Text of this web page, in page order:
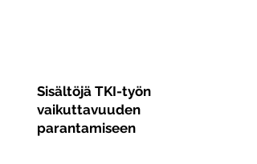
Sisältöjä TKI-työn
vaikuttavuuden
parantamiseen